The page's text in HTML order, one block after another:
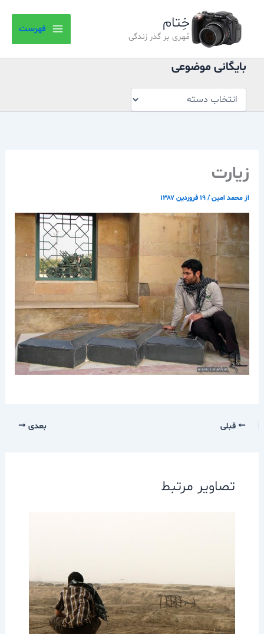
خِتام
مُهری بر گذر زندگی
فهرست
بایگانی موضوعی
موضوعی
زيارت
از محمد امین/۱۹ فروردین ۱۳۸۷
قبلی بعدی
تصاویر مرتبط